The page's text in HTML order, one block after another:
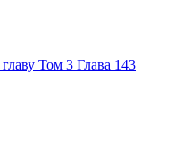
Том 3 Глава 143